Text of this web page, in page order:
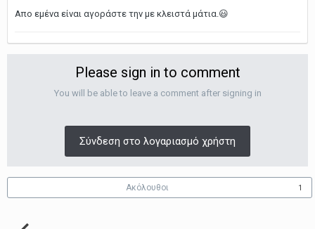
Απο εμένα είναι αγοράστε την με κλειστά μάτια.😃
Please sign in to comment
You will be able to leave a comment after signing in
Σύνδεση στο λογαριασμό χρήστη
Ακόλουθοι 1